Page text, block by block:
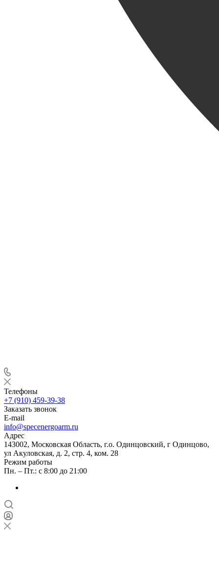
Телефоны
+7 (910) 459-39-38
Заказать звонок
E-mail
info@specenergoarm.ru
Адрес
143002, Московская Область, г.о. Одинцовский, г Одинцово,
ул Акуловская, д. 2, стр. 4, ком. 28
Режим работы
Пн. – Пт.: с 8:00 до 21:00